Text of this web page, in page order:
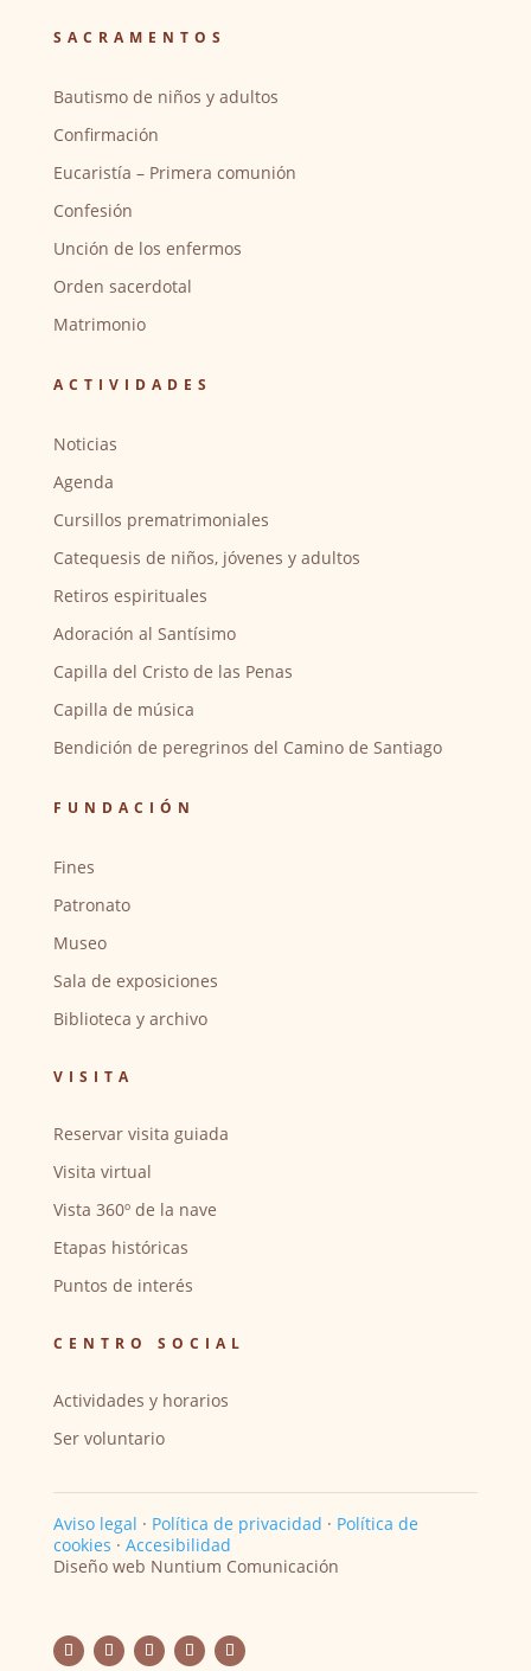
SACRAMENTOS
Bautismo de niños y adultos
Confirmación
Eucaristía – Primera comunión
Confesión
Unción de los enfermos
Orden sacerdotal
Matrimonio
ACTIVIDADES
Noticias
Agenda
Cursillos prematrimoniales
Catequesis de niños, jóvenes y adultos
Retiros espirituales
Adoración al Santísimo
Capilla del Cristo de las Penas
Capilla de música
Bendición de peregrinos del Camino de Santiago
FUNDACIÓN
Fines
Patronato
Museo
Sala de exposiciones
Biblioteca y archivo
VISITA
Reservar visita guiada
Visita virtual
Vista 360º de la nave
Etapas históricas
Puntos de interés
CENTRO SOCIAL
Actividades y horarios
Ser voluntario
Aviso legal · Política de privacidad · Política de
cookies · Accesibilidad
Diseño web Nuntium Comunicación